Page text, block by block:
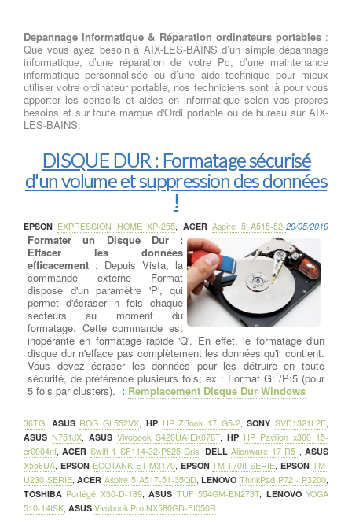
Depannage Informatique & Réparation ordinateurs portables:
Que vous ayez besoin à AIX-LES-BAINS d’un simple dépannage
informatique, d’une réparation de votre Pc, d’une maintenance
informatique personnalisée ou d’une aide technique pour mieux
utiliser votre ordinateur portable, nos techniciens sont là pour vous
apporter les conseils et aides en informatique selon vos propres
besoins et sur toute marque d'Ordi portable ou de bureau sur AIX-
LES-BAINS.
DISQUE DUR : Formatage sécurisé
d'un volume et suppression des données
!
29/05/2019
Formater un Disque Dur :
Effacer les données
efficacement : Depuis Vista, la
commande externe Format
dispose d'un paramètre 'P', qui
permet d'écraser n fois chaque
secteurs au moment du
formatage. Cette commande est
inopérante en formatage rapide 'Q'. En effet, le formatage d'un
disque dur n'efface pas complètement les données qu'il contient.
Vous devez écraser les données pour les détruire en toute
sécurité, de préférence plusieurs fois; ex : Format G: /P:5 (pour
5 fois par clusters). : Remplacement Disque Dur Windows
EPSON EXPRESSION HOME XP-255, ACER Aspire 5 A515-52-
36TG, ASUS ROG GL552VX, HP HP ZBook 17 G5-2,SONY SVD1321L2E,
ASUS N751JX, ASUS Vivobook S420UA-EK078T, HP HP Pavilion x360 15-
cr0004nf,ACER Swift 1 SF114-32-P825 Gris, DELL Alienware 17 R5 ,ASUS
X556UA, EPSON ECOTANK ET-M3170, EPSON TM-T70II SERIE,EPSON TM-
U230 SERIE,ACER Aspire 5 A517-51-35QD,LENOVO ThinkPad P72 - P3200,
TOSHIBA Portégé X30-D-189,ASUS TUF 554GM-EN273T, LENOVO YOGA
510-14ISK, ASUS Vivobook Pro NX580GD-FI050R